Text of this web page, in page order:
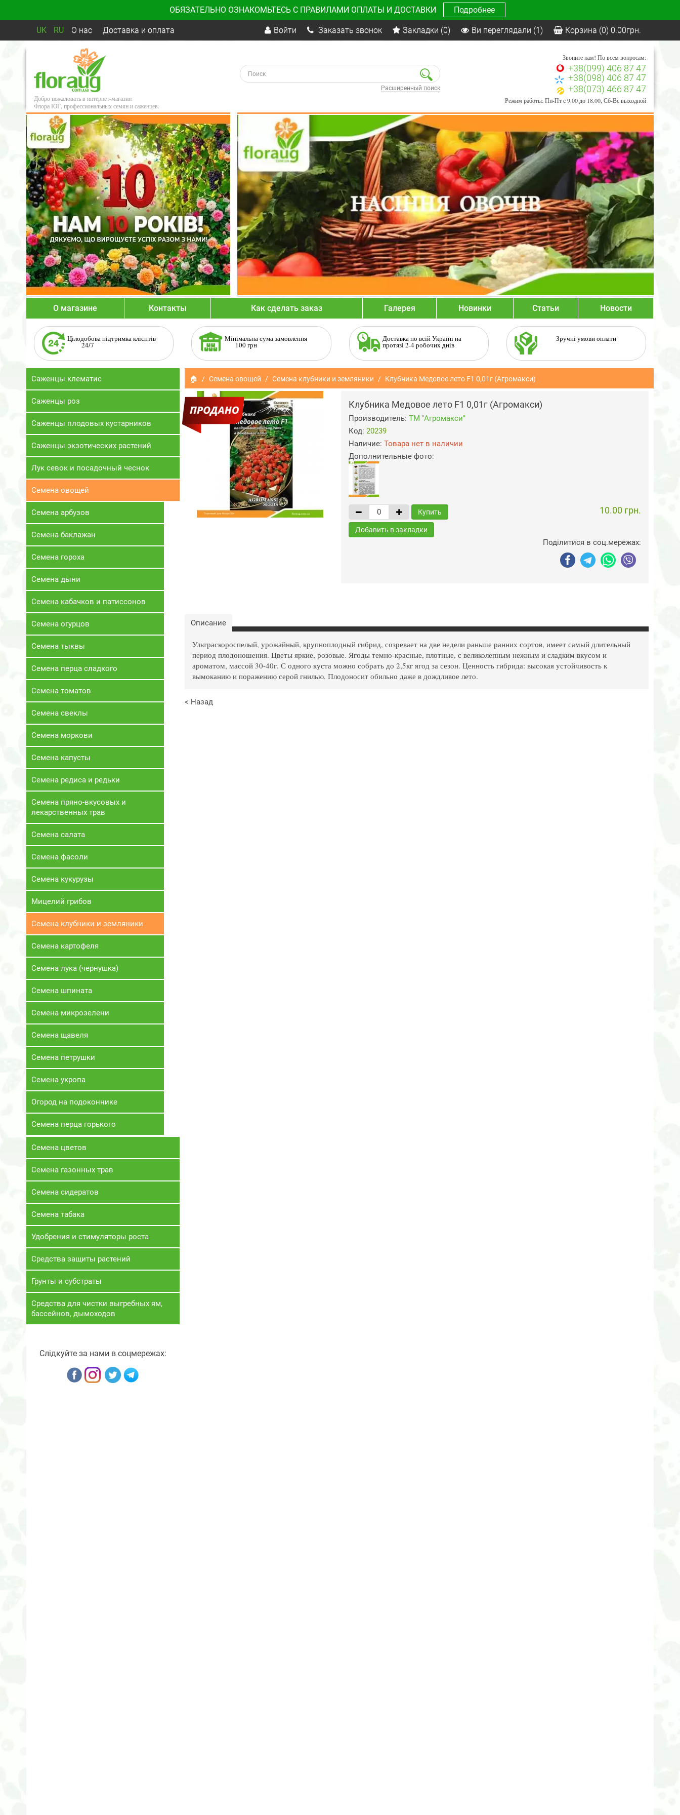
ОБЯЗАТЕЛЬНО ОЗНАКОМЬТЕСЬ С ПРАВИЛАМИ ОПЛАТЫ И ДОСТАВКИ Подробнее
UK RU О нас Доставка и оплата Войти Заказать звонок Закладки (0) Ви переглядали (1) Корзина (0) 0.00грн.
Добро пожаловать в интернет-магазин
Флора ЮГ, профессиональных семян и саженцев.
Расширенный поиск
Звоните нам! По всем вопросам:
+38(099) 406 87 47
+38(098) 406 87 47
+38(073) 466 87 47
Режим работы: Пн-Пт с 9.00 до 18.00, Сб-Вс выходной
О магазине Контакты Как сделать заказ Галерея Новинки Статьи Новости
Цілодобова підтримка клієнтів
24/7
Мінімальна сума замовлення
100 грн
Доставка по всій Україні на
протязі 2-4 робочих днів
Зручні умови оплати
Саженцы клематис
Саженцы роз
Саженцы плодовых кустарников
Саженцы экзотических растений
Лук севок и посадочный чеснок
Семена овощей
Семена арбузов
Семена баклажан
Семена гороха
Семена дыни
Семена кабачков и патиссонов
Семена огурцов
Семена тыквы
Семена перца сладкого
Семена томатов
Семена свеклы
Семена моркови
Семена капусты
Семена редиса и редьки
Семена пряно-вкусовых и
лекарственных трав
Семена салата
Семена фасоли
Семена кукурузы
Мицелий грибов
Семена клубники и земляники
Семена картофеля
Семена лука (чернушка)
Семена шпината
Семена микрозелени
Семена щавеля
Семена петрушки
Семена укропа
Огород на подоконнике
Семена перца горького
Семена цветов
Семена газонных трав
Семена сидератов
Семена табака
Удобрения и стимуляторы роста
Средства защиты растений
Грунты и субстраты
Средства для чистки выгребных ям,
бассейнов, дымоходов
Слідкуйте за нами в соцмережах:
🏠 Семена овощей Семена клубники и земляники Клубника Медовое лето F1 0,01г (Агромакси)
Клубника Медовое лето F1 0,01г (Агромакси)
Производитель: ТМ "Агромакси"
Код: 20239
Наличие: Товара нет в наличии
Дополнительные фото:
Купить 10.00 грн.
Добавить в закладки
Поділитися в соц.мережах:
Описание
Ультраскороспелый, урожайный, крупноплодный гибрид, созревает на две недели раньше ранних сортов, имеет самый длительный
период плодоношения. Цветы яркие, розовые. Ягоды темно-красные, плотные, с великолепным нежным и сладким вкусом и
ароматом, массой 30-40г. С одного куста можно собрать до 2,5кг ягод за сезон. Ценность гибрида: высокая устойчивость к
вымоканию и поражению серой гнилью. Плодоносит обильно даже в дождливое лето.
< Назад